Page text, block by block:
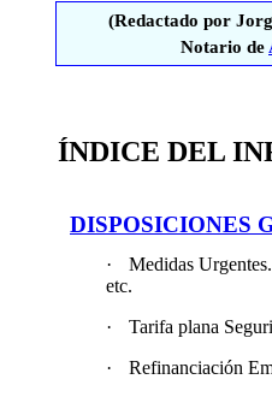
(Redactado por
Notario de
ÍNDICE DEL
DISPOSICIONES
·
Medidas
etc.
·
Tarifa plana
·
Refinanciación